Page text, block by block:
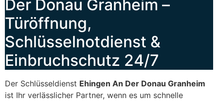
Der Donau Granheim –
Türöffnung,
Schlüsselnotdienst &
Einbruchschutz 24/7
Der Schlüsseldienst Ehingen An Der Donau Granheim
ist Ihr verlässlicher Partner, wenn es um schnelle